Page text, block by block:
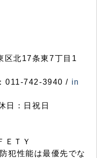
北17条東7丁目1
011-742-3940 / in
日：日祝日
ＥＴＹ
犯性能は最優先でな